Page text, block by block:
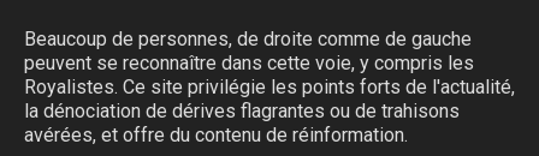
Beaucoup de personnes, de droite comme de gauche
peuvent se reconnaître dans cette voie, y compris les
Royalistes. Ce site privilégie les points forts de l'actualité,
la dénociation de dérives flagrantes ou de trahisons
avérées, et offre du contenu de réinformation.